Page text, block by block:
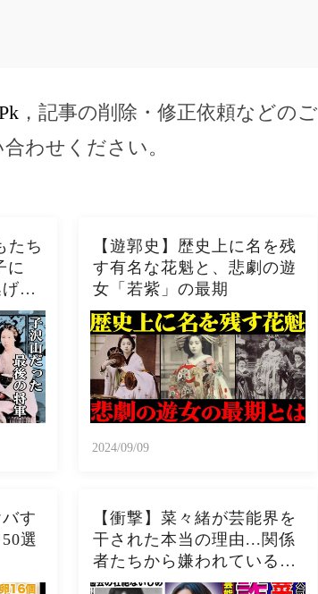
，記事の削除・修正依頼などのご
わせください。
たち
に
を
【遊郭史】歴史上に名を残
す有名な花魁と、悲劇の遊
女「若紫」の最期
2024/09/09
す
選
【衝撃】菜々緒が芸能界を
干された本当の理由...関係
者たちから嫌われている現
在の驚きを隠せない！！詐